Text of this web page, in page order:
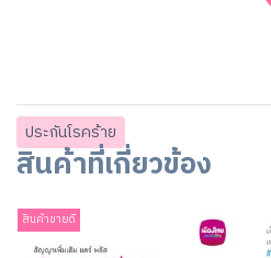
ประกันโรคร้าย
สินค้าที่เกี่ยวข้อง
สินค้าขายดี